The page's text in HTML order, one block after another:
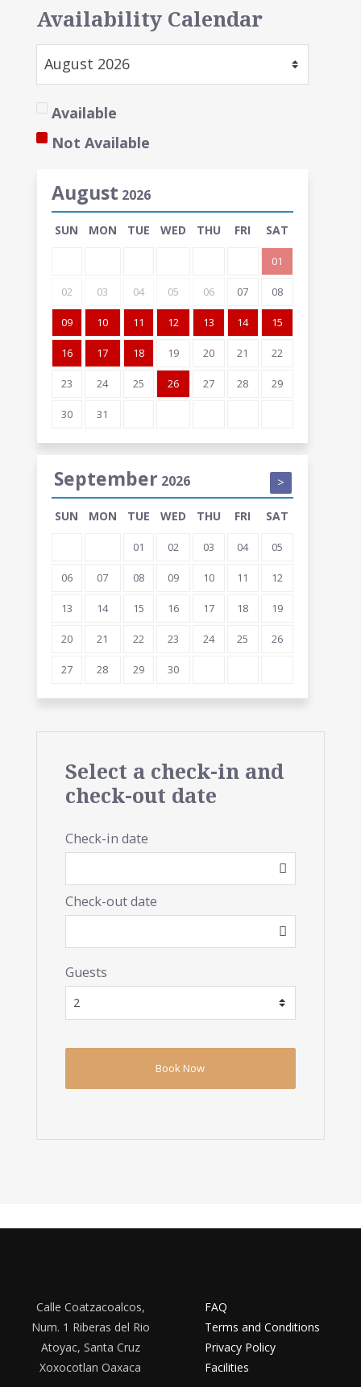
Availability Calendar
Available
Not Available
August 2026
SUN MON TUE WED THU FRI SAT
01
02 03 04 05 06 07 08
09 10 11 12 13 14 15
16 17 18 19 20 21 22
23 24 25 26 27 28 29
30 31
September 2026 >
SUN MON TUE WED THU FRI SAT
01 02 03 04 05
06 07 08 09 10 11 12
13 14 15 16 17 18 19
20 21 22 23 24 25 26
27 28 29 30
Select a check-in and
check-out date
Check-in date
Check-out date
Guests
Calle Coatzacoalcos,
Num. 1 Riberas del Rio
Atoyac, Santa Cruz
Xoxocotlan Oaxaca
FAQ
Terms and Conditions
Privacy Policy
Facilities